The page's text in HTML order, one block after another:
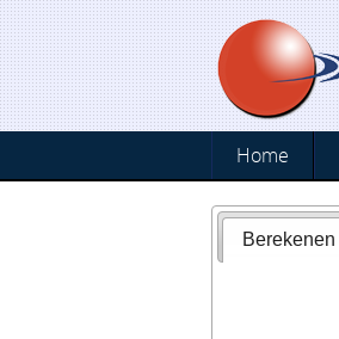
Home
Berekenen